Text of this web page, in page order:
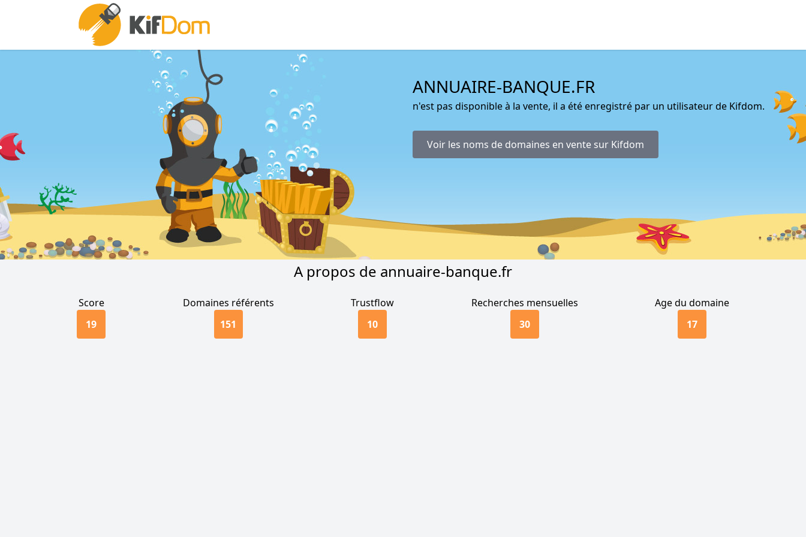
ANNUAIRE-BANQUE.FR
n'est pas disponible à la vente, il a été enregistré par un utilisateur de Kifdom.
Voir les noms de domaines en vente sur Kifdom
A propos de annuaire-banque.fr
Score
19
Domaines référents
151
Trustflow
10
Recherches mensuelles
30
Age du domaine
17